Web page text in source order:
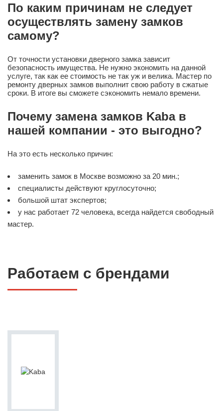
По каким причинам не следует
осуществлять замену замков
самому?
От точности установки дверного замка зависит
безопасность имущества. Не нужно экономить на данной
услуге, так как ее стоимость не так уж и велика. Мастер по
ремонту дверных замков выполнит свою работу в сжатые
сроки. В итоге вы сможете сэкономить немало времени.
Почему замена замков Kaba в
нашей компании - это выгодно?
На это есть несколько причин:
заменить замок в Москве возможно за 20 мин.;
специалисты действуют круглосуточно;
большой штат экспертов;
у нас работает 72 человека, всегда найдется свободный
мастер.
Работаем с брендами